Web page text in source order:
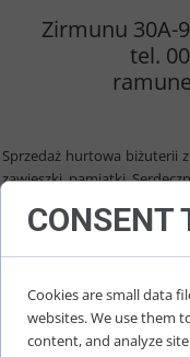
Sprzedaż hurtowa biżuterii
zawieszki, pamiątki.
Wholesale amber
Zirmunu 30A-
tel.
CONSENT
Cookies are small data
websites. We use them
content, and analyze